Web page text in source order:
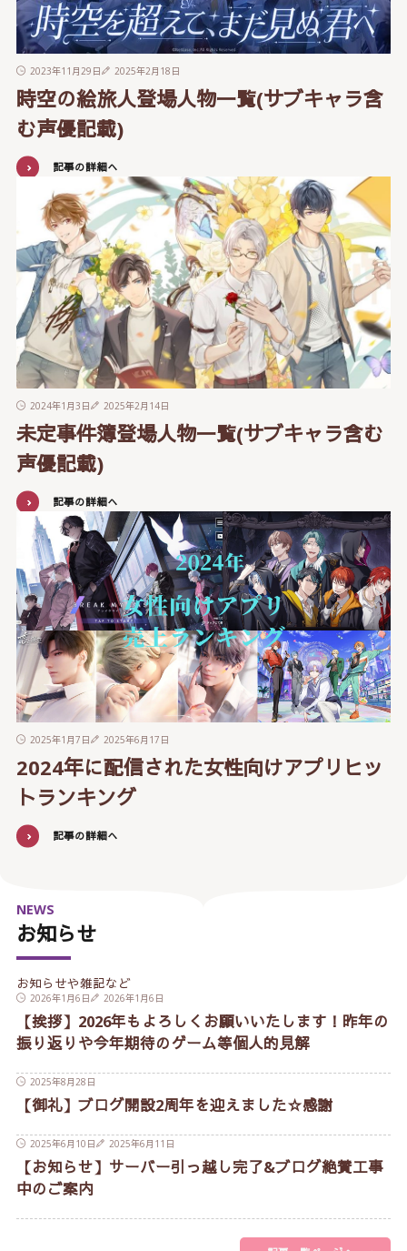
2023年11月29日 2025年2月18日
時空の絵旅人登場人物一覧(サブキャラ含
む声優記載)
記事の詳細へ
2024年1月3日 2025年2月14日
未定事件簿登場人物一覧(サブキャラ含む
声優記載)
記事の詳細へ
2025年1月7日 2025年6月17日
2024年に配信された女性向けアプリヒッ
トランキング
記事の詳細へ
お知らせ
NEWS
お知らせや雑記など
2026年1月6日 2026年1月6日
【挨拶】2026年もよろしくお願いいたします！昨年の
振り返りや今年期待のゲーム等個人的見解
2025年8月28日
【御礼】ブログ開設2周年を迎えました☆感謝
2025年6月10日 2025年6月11日
【お知らせ】サーバー引っ越し完了&ブログ絶賛工事
中のご案内